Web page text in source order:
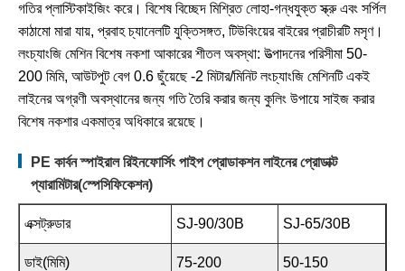
গতির প্লাস্টিকাইজিং করে। বিশেষ বিচ্ছেদ মিশ্রিত লোহা-গন্ধযুক্ত স্ক্রু এবং সর্পিল
কাঠামো মারা যায়, প্রবাহ চ্যানেলটি যুক্তিসঙ্গত, টিউবিংয়ের বাইরের প্রাচীরটি মসৃণ।
লংচ্যাংজি মেশিন বিশেষ নকশা আকারের শীতল অবস্থা: উত্পাদনের পরিসীমা 50-
200 মিমি, আউটপুট বেগ 0.6 ছুঁয়েছে -2 মিটার/মিনিট লংচ্যাংজি মেশিনটি একই
লাইনের অগ্রণী অবস্থানের জন্য গতি তৈরি করার জন্য কুলিং উপায়ে সাইজ করার
বিশেষ নকশার একমাত্র অধিকারে রয়েছে।
PE কার্বন স্পাইরাল রিইনফোর্সিং পাইপ প্রোডাকশন লাইনের প্রোডাক্ট
প্যারামিটার(স্পেসিফিকেশন)
এক্সট্রুডার SJ-90/30B SJ-65/30B
ডাই(মিমি) 75-200 50-150